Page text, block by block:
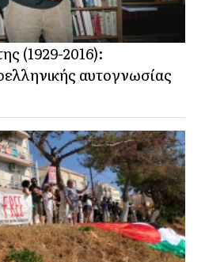
(1929-2016):
αυτογνωσίας